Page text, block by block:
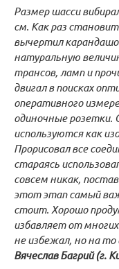
Размер шасси
см. Как раз
вычертил
натуральную
трансов, ламп и
двигал в поисках
оперативного
одиночные розетки.
используются как
Прорисовал все
стараясь
совсем никак,
этот этап самый
стоит. Хорошо
избавляет от
не избежал, но на
Вячеслав Багрий (г.